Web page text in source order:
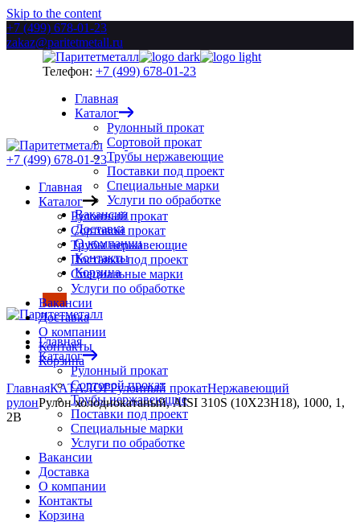
Skip to the content
+7 (499) 678-01-23
zakaz@paritetmetall.ru
Телефон: +7 (499) 678-01-23
Главная
Каталог
Рулонный прокат
Сортовой прокат
Трубы нержавеющие
Поставки под проект
Специальные марки
Услуги по обработке
Вакансии
Доставка
О компании
Контакты
Корзина
Главная
Каталог
Рулонный прокат
Сортовой прокат
Трубы нержавеющие
Поставки под проект
Специальные марки
Услуги по обработке
Вакансии
Доставка
О компании
Контакты
Корзина
+7 (499) 678-01-23
Главная
Каталог
Рулонный прокат
Сортовой прокат
Трубы нержавеющие
Поставки под проект
Специальные марки
Услуги по обработке
Вакансии
Доставка
О компании
Контакты
Корзина
ГлавнаяКАТАЛОГРулонный прокатНержавеющий
рулонРулон холоднокатаный, AISI 310S (10Х23Н18), 1000, 1,
2B